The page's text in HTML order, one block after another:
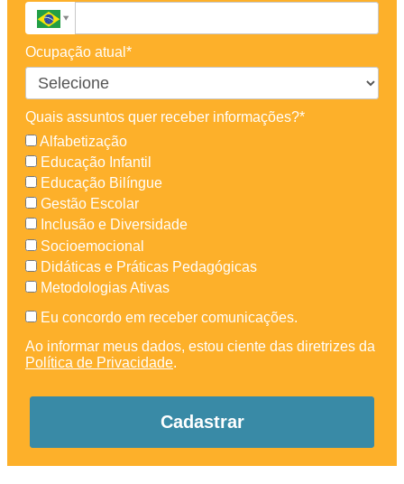
Ocupação atual*
Quais assuntos quer receber informações?*
Alfabetização
Educação Infantil
Educação Bilíngue
Gestão Escolar
Inclusão e Diversidade
Socioemocional
Didáticas e Práticas Pedagógicas
Metodologias Ativas
Eu concordo em receber comunicações.
Ao informar meus dados, estou ciente das diretrizes da
Política de Privacidade.
Cadastrar